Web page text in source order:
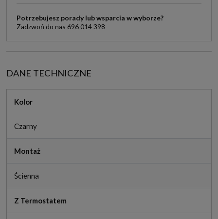
Potrzebujesz porady lub wsparcia w wyborze?
Zadzwoń do nas 696 014 398
DANE TECHNICZNE
Kolor
Czarny
Montaż
Ścienna
Z Termostatem